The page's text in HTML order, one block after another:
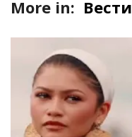
More in: Вести